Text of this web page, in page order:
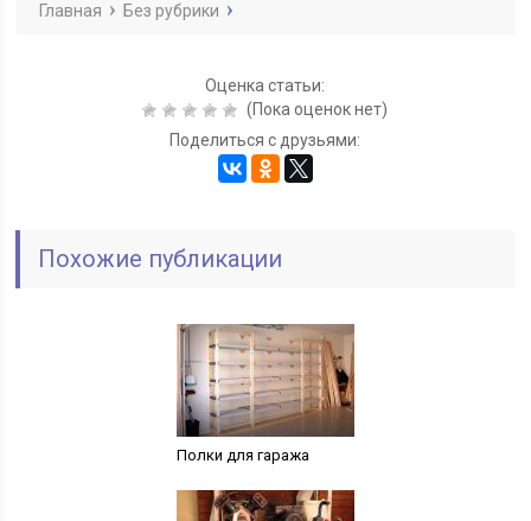
Главная Без рубрики
Оценка статьи:
(Пока оценок нет)
Поделиться с друзьями:
Похожие публикации
Полки для гаража